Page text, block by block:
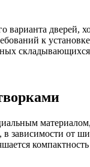
дверей,
к
зависимости от